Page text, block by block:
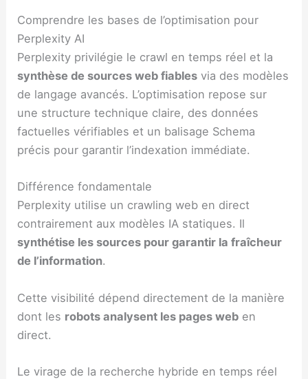
Comprendre les bases de l’optimisation pour
Perplexity AI
Perplexity privilégie le crawl en temps réel et la
synthèse de sources web fiables via des modèles
de langage avancés. L’optimisation repose sur
une structure technique claire, des données
factuelles vérifiables et un balisage Schema
précis pour garantir l’indexation immédiate.
Différence fondamentale
Perplexity utilise un crawling web en direct
contrairement aux modèles IA statiques. Il
synthétise les sources pour garantir la fraîcheur
de l’information.
Cette visibilité dépend directement de la manière
dont les robots analysent les pages web en
direct.
Le virage de la recherche hybride en temps réel